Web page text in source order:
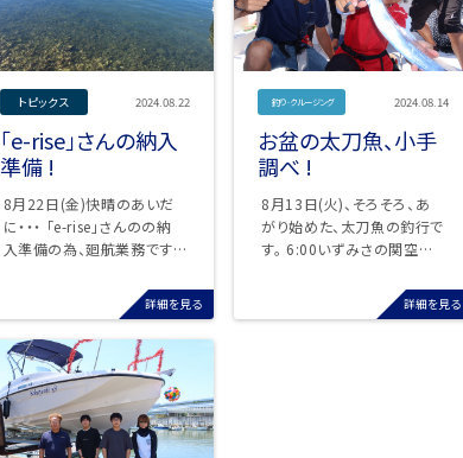
トピックス 2024.08.22
「e-rise」さんの納入
準備 !
8月22日(金)快晴のあいだ
に・・・ 「e-rise」さんのの納
入準備の為、廻航業務です。
詳細を見る
釣り·クルージング 2024.08.14
お盆の太刀魚、小手
調べ !
8月13日(火)、そろそろ、あ
がり始めた、太刀魚の釣行で
す。 6:00いずみさの関空マ
詳細を見る